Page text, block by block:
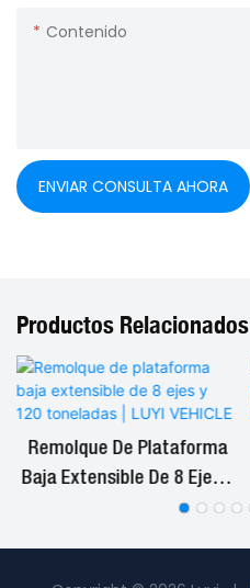
Contenido
ENVIAR CONSULTA AHORA
Productos Relacionados
Remolque De Plataforma
Baja Extensible De 8 Ejes Y
120 Toneladas | LUYI